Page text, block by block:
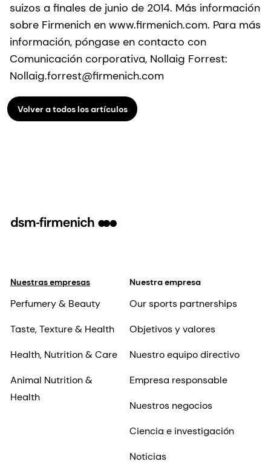
suizos a finales de junio de 2014. Más información
sobre Firmenich en www.firmenich.com. Para más
información, póngase en contacto con
Comunicación corporativa, Nollaig Forrest:
Nollaig.forrest@firmenich.com
Volver a todos los artículos
Nuestras empresas
Perfumery & Beauty
Taste, Texture & Health
Health, Nutrition & Care
Animal Nutrition &
Health
Nuestra empresa
Our sports partnerships
Objetivos y valores
Nuestro equipo directivo
Empresa responsable
Nuestros negocios
Ciencia e investigación
Noticias